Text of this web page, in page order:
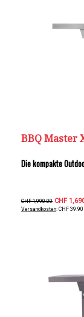
BBQ Master
Die kompakte
CHF 1,990.00 CHF
Versandkosten: CHF 39.90